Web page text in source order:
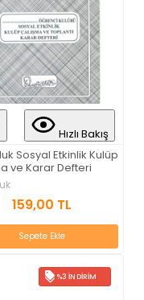
Hızlı Bakış
Sosyal Etkinlik Kulüp
ve Karar Defteri
159,00 TL
Sepete Ekle
%3 İNDIRIM